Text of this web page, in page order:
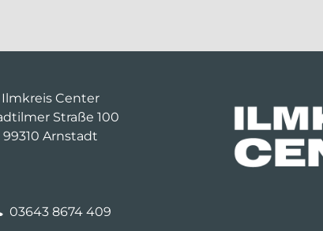
Ilmkreis Center
Straße 100
99310 Arnstadt
03643 8674 409